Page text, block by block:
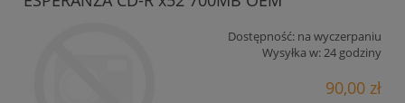
Dostępność: na wyczerpaniu
Wysyłka w:24 godziny
90,00 zł